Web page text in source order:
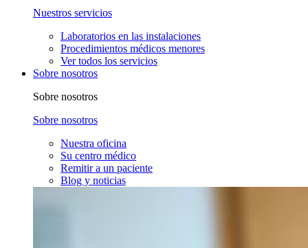
Nuestros servicios
Laboratorios en las instalaciones
Procedimientos médicos menores
Ver todos los servicios
Sobre nosotros
Sobre nosotros
Sobre nosotros
Nuestra oficina
Su centro médico
Remitir a un paciente
Blog y noticias